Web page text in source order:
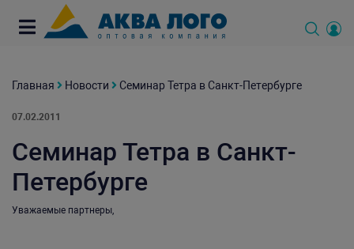
Главная Новости Семинар Тетра в Санкт-Петербурге
07.02.2011
Семинар Тетра в Санкт-
Петербурге
Уважаемые партнеры,